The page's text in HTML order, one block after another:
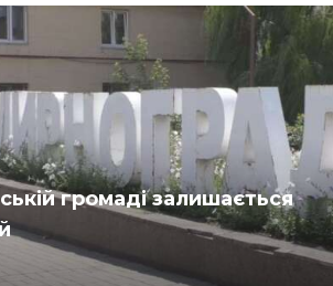
громаді залишається